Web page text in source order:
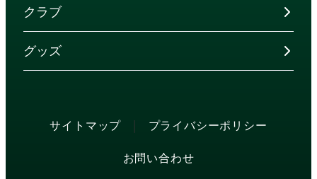
クラブ
グッズ
サイトマップ | プライバシーポリシー
お問い合わせ